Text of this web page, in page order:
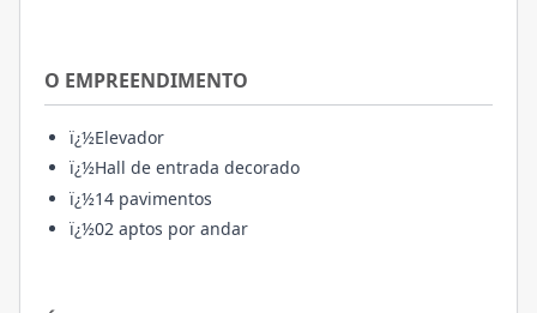
O EMPREENDIMENTO
ï¿½Elevador
ï¿½Hall de entrada decorado
ï¿½14 pavimentos
ï¿½02 aptos por andar